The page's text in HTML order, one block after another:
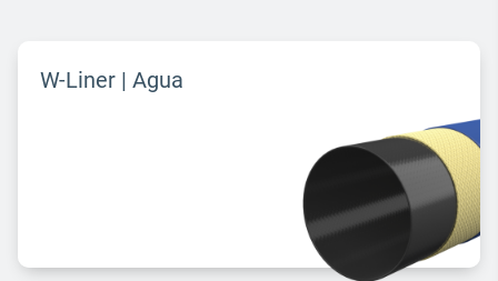
W-Liner | Agua